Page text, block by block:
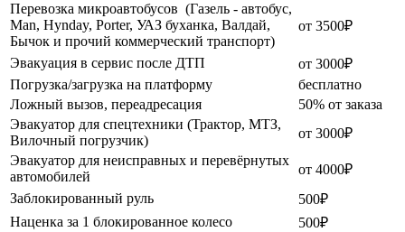
Перевозка микроавтобусов (Газель - автобус,
Man, Hynday, Porter, УАЗ буханка, Валдай,
Бычок и прочий коммерческий транспорт)
от 3500₽
Эвакуация в сервис после ДТП
от 3000₽
Погрузка/загрузка на платформу
бесплатно
Ложный вызов, переадресация
50% от заказа
Эвакуатор для спецтехники (Трактор, МТЗ,
Вилочный погрузчик)
от 3000₽
Эвакуатор для неисправных и перевёрнутых
автомобилей
от 4000₽
Заблокированный руль
500₽
Наценка за 1 блокированное колесо
500₽